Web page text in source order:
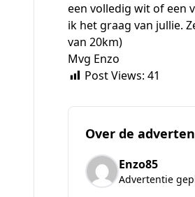
een volledig wit of een
ik het graag van jullie.
van 20km)
Mvg Enzo
Post Views: 41
Over de
Enzo85
Advertentie